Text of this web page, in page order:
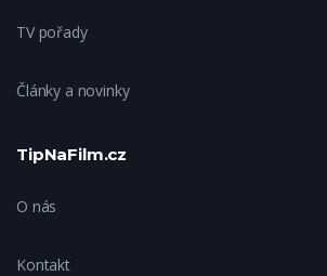
TV pořady
Články a novinky
TipNaFilm.cz
O nás
Kontakt